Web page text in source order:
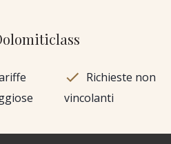
Richieste non
vincolanti